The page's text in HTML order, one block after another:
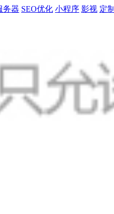
务器 SEO优化 小程序 影视 定制